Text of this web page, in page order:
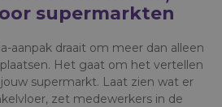
supermarkten
aanpak draait om meer dan alleen
Het gaat om het vertellen
supermarkt. Laat zien wat er
zet medewerkers in de